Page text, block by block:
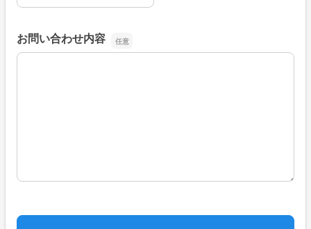
お問い合わせ内容
お問い合わせ内容